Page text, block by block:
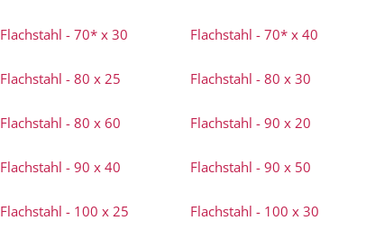
Flachstahl - 70* x 30 Flachstahl - 70* x 40
Flachstahl - 80 x 25 Flachstahl - 80 x 30
Flachstahl - 80 x 60 Flachstahl - 90 x 20
Flachstahl - 90 x 40 Flachstahl - 90 x 50
Flachstahl - 100 x 25 Flachstahl - 100 x 30